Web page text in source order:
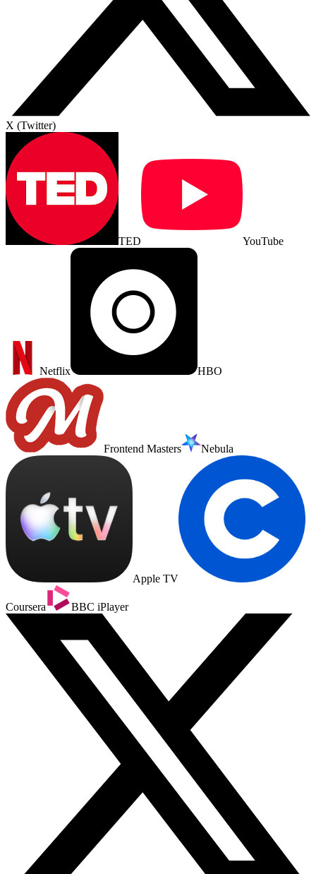
X (Twitter)
TED YouTube
Netflix HBO
Frontend Masters Nebula
Apple TV
Coursera BBC iPlayer